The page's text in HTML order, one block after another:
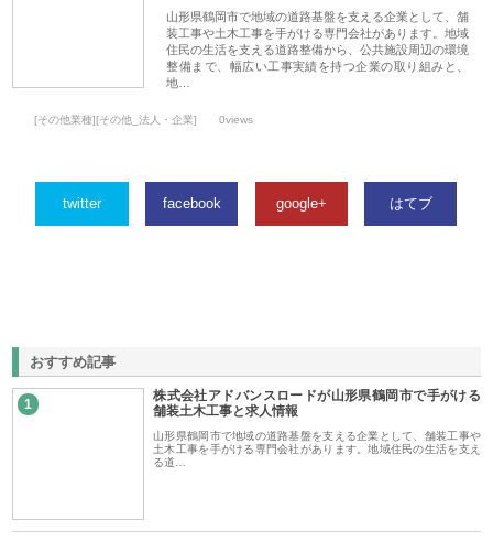
山形県鶴岡市で地域の道路基盤を支える企業として、舗
装工事や土木工事を手がける専門会社があります。地域
住民の生活を支える道路整備から、公共施設周辺の環境
整備まで、幅広い工事実績を持つ企業の取り組みと、
地…
[その他業種][その他_法人・企業] 0views
twitter facebook google+ はてブ
おすすめ記事
1
株式会社アドバンスロードが山形県鶴岡市で手がける
舗装土木工事と求人情報
山形県鶴岡市で地域の道路基盤を支える企業として、舗装工事や
土木工事を手がける専門会社があります。地域住民の生活を支え
る道…